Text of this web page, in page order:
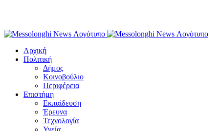
Αρχική
Πολιτική
Δήμος
Κοινοβούλιο
Περιφέρεια
Επιστήμη
Εκπαίδευση
Έρευνα
Τεχνολογία
Υγεία